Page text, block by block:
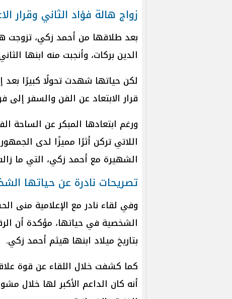
زواج هالة فؤاد الثاني وقرار
بعد طلاقها من أحمد زكي، تزوجت
الدين بركات، وأنجبت منه ابنها
لكن حياتها شهدت تحولًا كبيرًا
قرار الابتعاد عن الفن والسفر إلى
ورغم ابتعادها المبكر عن الساحة
اللاتي تركن أثرًا مميزًا لدى
الشهيرة مع أحمد زكي، التي ما
تصريحات نادرة عن حياتها
وفي لقاء نادر مع الإعلامية منى
بتاريخ ميلاد ابنها هيثم أحمد زكي.
كما كشفت خلال اللقاء عن قوة
أنه كان الداعم الأكبر لها خلال